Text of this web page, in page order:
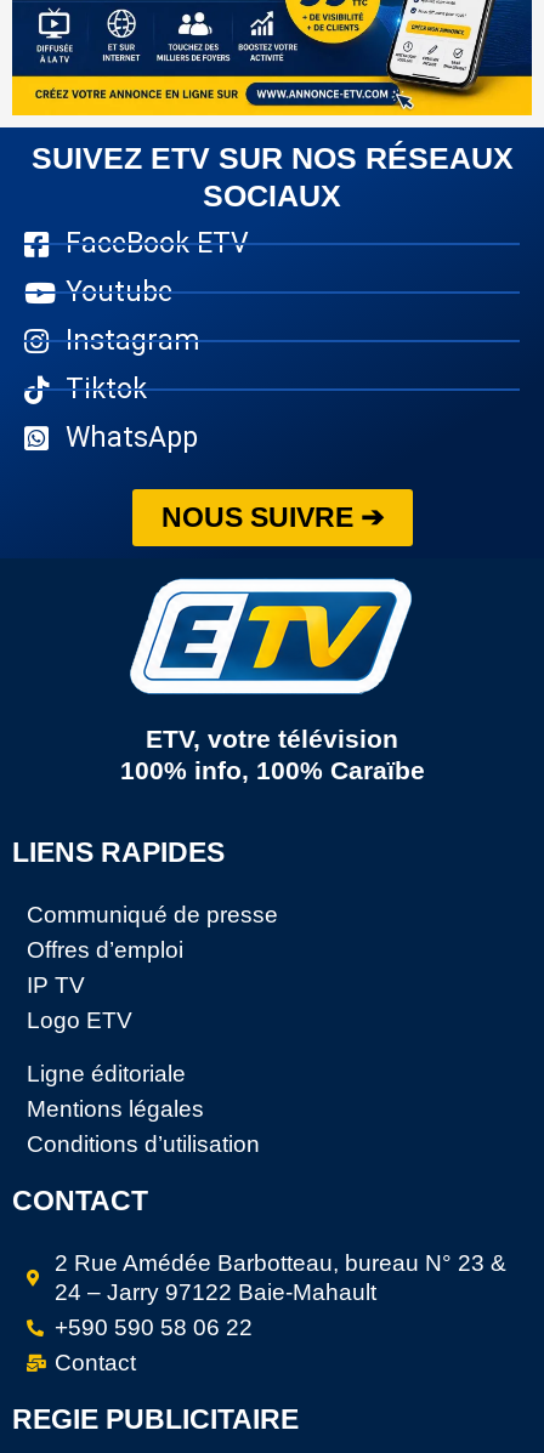
SUIVEZ ETV SUR NOS RÉSEAUX
SOCIAUX
FaceBook ETV
Youtube
Instagram
Tiktok
WhatsApp
NOUS SUIVRE ➔
ETV, votre télévision
100% info, 100% Caraïbe
LIENS RAPIDES
Communiqué de presse
Offres d’emploi
IP TV
Logo ETV
Ligne éditoriale
Mentions légales
Conditions d’utilisation
CONTACT
2 Rue Amédée Barbotteau, bureau N° 23 &
24 – Jarry 97122 Baie-Mahault
+590 590 58 06 22
Contact
REGIE PUBLICITAIRE